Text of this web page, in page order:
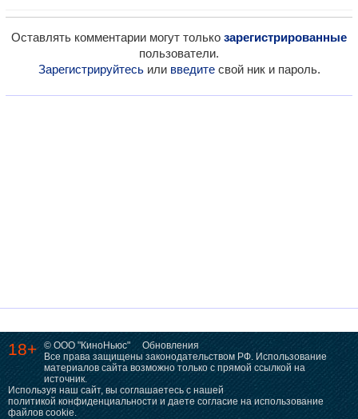
Оставлять комментарии могут только зарегистрированные
пользователи.
Зарегистрируйтесьили введитесвой ник и пароль.
18+ © ООО "КиноНьюс"
Обновления
Все права защищены законодательством РФ. Использование
материалов сайта возможно только с прямой ссылкой на
источник.
Используя наш сайт, вы соглашаетесь с нашей
политикой конфиденциальности и даете согласие на использование
файлов cookie.